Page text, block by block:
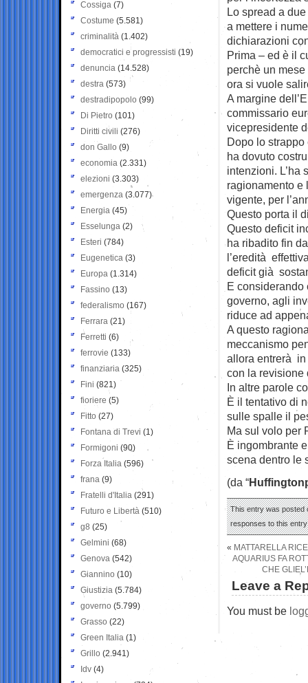
Lo spread a
a mettere i
dichiarazioni
Prima – ed è il
perchè un
ora si vuole
A margine
commissario
vicepresidente
Dopo lo
ha dovuto
intenzioni. L’ha
ragionamento e
vigente, per
Questo porta il
Questo deficit
ha ribadito fin
l’eredità
deficit già
E
governo, agli
riduce ad
A questo
meccanismo
allora entrerà in
con la revisione
In altre parole
È il tentativo di
sulle spalle il
Ma sul volo per
È ingombrante
scena dentro le
(da “
This entry was posted
responses to this
« MATTARELLA
AQUARIUS FA
CHE
Leave a
You must be
Cossiga (7)
Costume (5.581)
criminalità (1.402)
democratici e progressisti (19)
denuncia (14.528)
destra (573)
destradipopolo (99)
Di Pietro (101)
Diritti civili (276)
don Gallo (9)
economia (2.331)
elezioni (3.303)
emergenza (3.077)
Energia (45)
Esselunga (2)
Esteri (784)
Eugenetica (3)
Europa (1.314)
Fassino (13)
federalismo (167)
Ferrara (21)
Ferretti (6)
ferrovie (133)
finanziaria (325)
Fini (821)
fioriere (5)
Fitto (27)
Fontana di Trevi (1)
Formigoni (90)
Forza Italia (596)
frana (9)
Fratelli d'Italia (291)
Futuro e Libertà (510)
g8 (25)
Gelmini (68)
Genova (542)
Giannino (10)
Giustizia (5.784)
governo (5.799)
Grasso (22)
Green Italia (1)
Grillo (2.941)
Idv (4)